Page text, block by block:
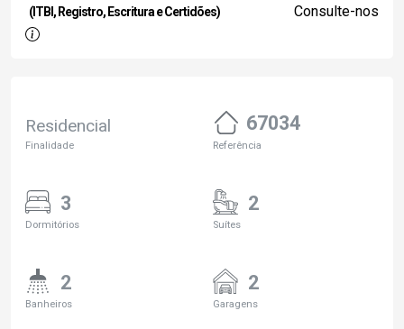
(ITBI, Registro, Escritura e Certidões) Consulte-nos
Residencial
Finalidade
67034
Referência
3
Dormitórios
2
Suítes
2
Banheiros
2
Garagens